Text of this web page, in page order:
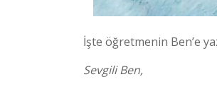
İşte öğretmenin Ben’e
Sevgili Ben,